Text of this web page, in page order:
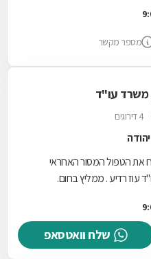
מספר מקשר
משרד עו"ד
4 דירוגים
רוצה לציין לשבח את הטפול המסור האחראי
עוז רדיע . ממליץ בחום.
שלח וואטסאפ